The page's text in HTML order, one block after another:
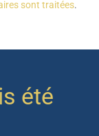
sont traitées.
été